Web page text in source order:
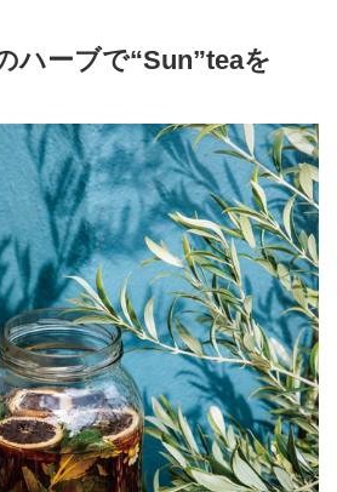
ハーブで“Sun”teaを